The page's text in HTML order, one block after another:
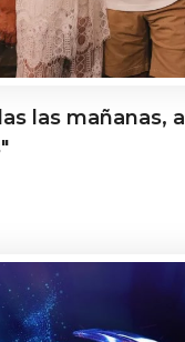
las mañanas,